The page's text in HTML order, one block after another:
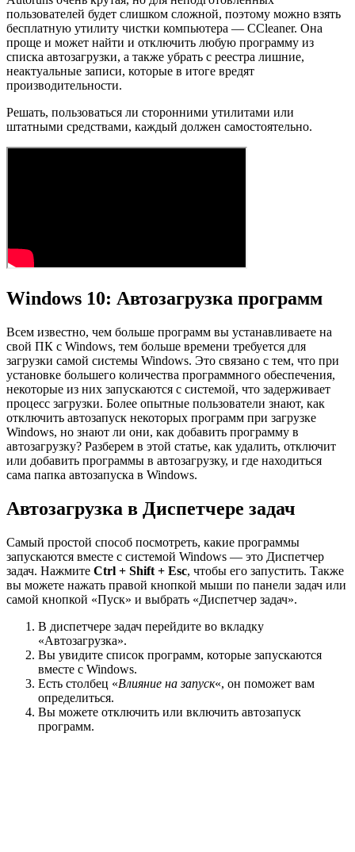
пользователей будет слишком сложной, поэтому можно взять
бесплатную утилиту чистки компьютера — CСleaner. Она
проще и может найти и отключить любую программу из
списка автозагрузки, а также убрать с реестра лишние,
неактуальные записи, которые в итоге вредят
производительности.
Решать, пользоваться ли сторонними утилитами или
штатными средствами, каждый должен самостоятельно.
Windows 10: Автозагрузка программ
Всем известно, чем больше программ вы устанавливаете на
свой ПК с Windows, тем больше времени требуется для
загрузки самой системы Windows. Это связано с тем, что при
установке большего количества программного обеспечения,
некоторые из них запускаются с системой, что задерживает
процесс загрузки. Более опытные пользователи знают, как
отключить автозапуск некоторых программ при загрузке
Windows, но знают ли они, как добавить программу в
автозагрузку? Разберем в этой статье, как удалить, отключит
или добавить программы в автозагрузку, и где находиться
сама папка автозапуска в Windows.
Автозагрузка в Диспетчере задач
Самый простой способ посмотреть, какие программы
запускаются вместе с системой Windows — это Диспетчер
задач. Нажмите Ctrl + Shift + Esc, чтобы его запустить. Также
вы можете нажать правой кнопкой мыши по панели задач или
самой кнопкой «Пуск» и выбрать «Диспетчер задач».
В диспетчере задач перейдите во вкладку
«Автозагрузка».
Вы увидите список программ, которые запускаются
вместе с Windows.
Есть столбец «Влияние на запуск«, он поможет вам
определиться.
Вы можете отключить или включить автозапуск
программ.